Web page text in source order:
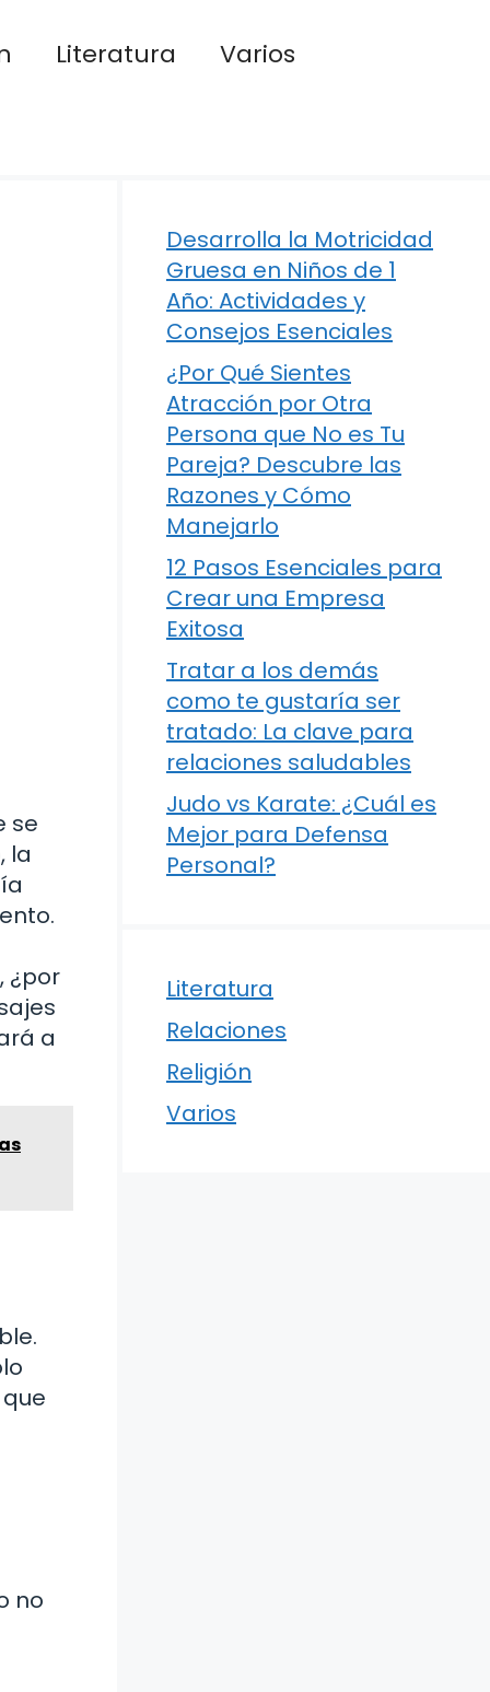
Literatura
Varios
se
la
¿por
a
no
Desarrolla la Motricidad
Gruesa en Niños de 1
Año: Actividades y
Consejos Esenciales
¿Por Qué Sientes
Atracción por Otra
Persona que No es Tu
Pareja? Descubre las
Razones y Cómo
Manejarlo
12 Pasos Esenciales para
Crear una Empresa
Exitosa
Tratar a los demás
como te gustaría ser
tratado: La clave para
relaciones saludables
Judo vs Karate: ¿Cuál es
Mejor para Defensa
Personal?
Literatura
Relaciones
Religión
Varios